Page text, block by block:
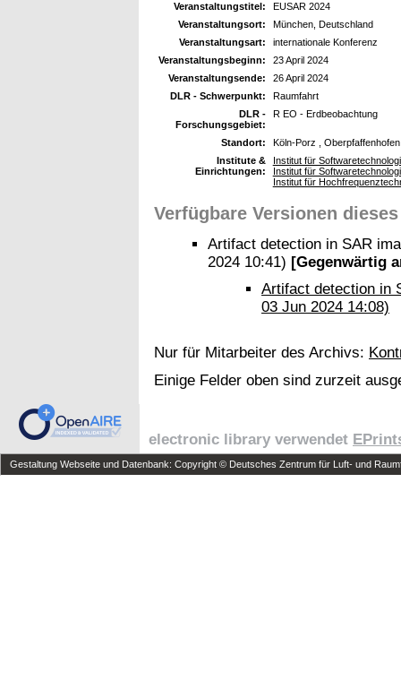
Veranstaltungstitel:
EUSAR 2024
Veranstaltungsort:
München, Deutschland
Veranstaltungsart:
internationale Konferenz
Veranstaltungsbeginn:
23 April 2024
Veranstaltungsende:
26 April 2024
DLR - Schwerpunkt:
Raumfahrt
DLR -
Forschungsgebiet:
R EO - Erdbeobachtung
Standort:
Köln-Porz , Oberpfaffenhofen
Institute &
Einrichtungen:
Institut für
Institut für
Institut für
Verfügbare Versionen
Artifact detection in SAR
2024 10:41) [Gegenwärtig
Artifact detection in
03 Jun 2024 14:08)
Nur für Mitarbeiter des Archivs:
Einige Felder oben sind zurzeit
electronic library verwendet
Gestaltung Webseite und Datenbank: Copyright © Deutsches Zentrum für Luft- und